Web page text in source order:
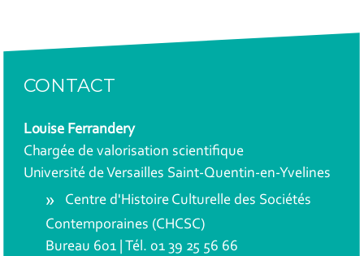
CONTACT
Louise Ferrandery
Chargée de valorisation scientifique
Université de Versailles Saint-Quentin-en-Yvelines
Centre d'Histoire Culturelle des Sociétés
Contemporaines (CHCSC)
Bureau 601 | Tél. 01 39 25 56 66